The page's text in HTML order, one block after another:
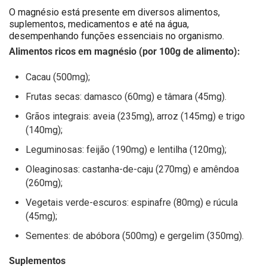
O magnésio está presente em diversos alimentos,
suplementos, medicamentos e até na água,
desempenhando funções essenciais no organismo.
Alimentos ricos em magnésio (por 100g de alimento):
Cacau (500mg);
Frutas secas: damasco (60mg) e tâmara (45mg).
Grãos integrais: aveia (235mg), arroz (145mg) e trigo
(140mg);
Leguminosas: feijão (190mg) e lentilha (120mg);
Oleaginosas: castanha-de-caju (270mg) e amêndoa
(260mg);
Vegetais verde-escuros: espinafre (80mg) e rúcula
(45mg);
Sementes: de abóbora (500mg) e gergelim (350mg).
Suplementos